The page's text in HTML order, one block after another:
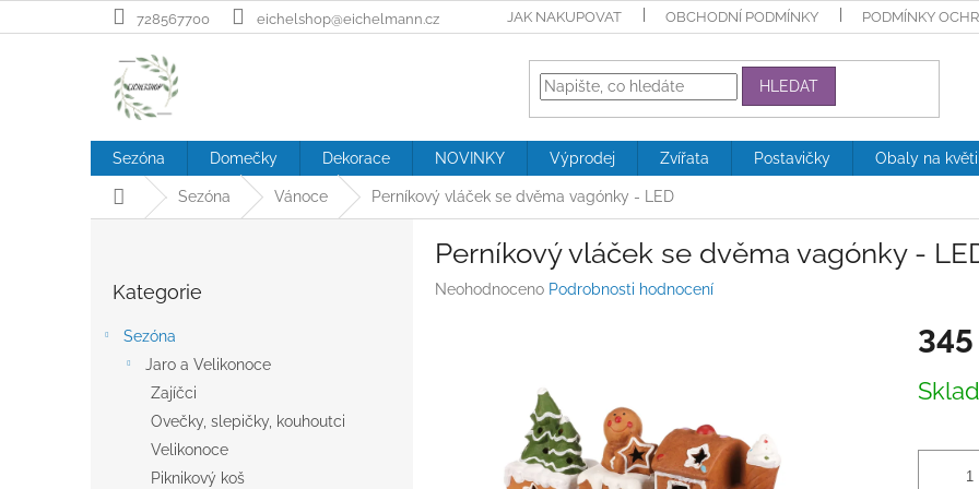
na
728567700 eichelshop@eichelmann.cz JAK NAKUPOVAT OBCHODNÍ PODMÍNKY PODMÍNKY
HLEDAT
Sezóna Domečky Dekorace NOVINKY Výprodej Zvířata Postavičky Obaly na
Domů Sezóna Vánoce Perníkový vláček se dvěma vagónky - LED
kategorie
Kategorie
Sezóna
Jaro a Velikonoce
Zajíčci
Ovečky, slepičky, kouhoutci
Velikonoce
Piknikový koš
Perníkový vláček se dvěma vagónky -
Průměrné
Neohodnoceno Podrobnosti hodnocení
cena: